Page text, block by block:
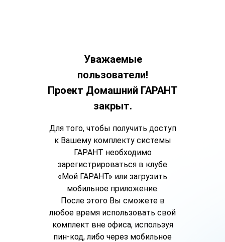
Уважаемые
пользователи!
Проект Домашний ГАРАНТ
закрыт.
Для того, чтобы получить доступ
к Вашему комплекту системы
ГАРАНТ необходимо
зарегистрироваться в клубе
«Мой ГАРАНТ» или загрузить
мобильное приложение.
После этого Вы сможете в
любое время использовать свой
комплект вне офиса, используя
пин-код, либо через мобильное